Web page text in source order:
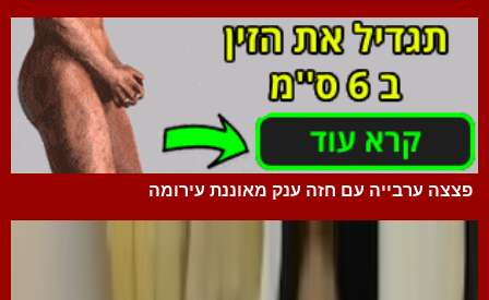
פצצה ערבייה עם חזה ענק מאוננת עירומה